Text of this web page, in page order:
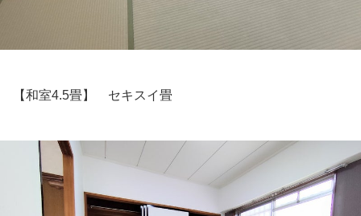
【和室4.5畳】 セキスイ畳